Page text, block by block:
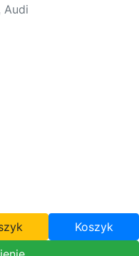
Audi
Koszyk